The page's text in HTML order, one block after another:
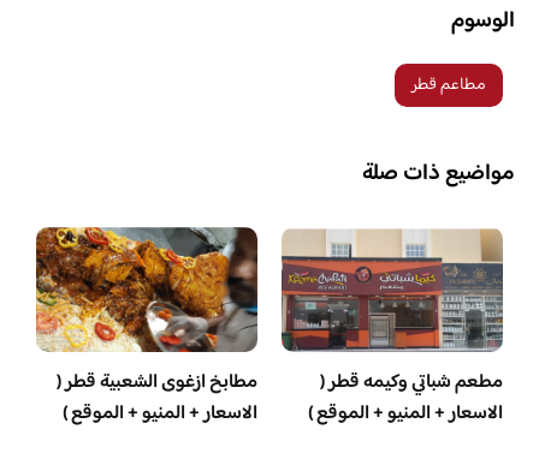
الوسوم
مطاعم قطر
مواضيع ذات صلة
مطعم شباتي وكيمه قطر (
الاسعار + المنيو + الموقع )
مطابخ ازغوى الشعبية قطر (
الاسعار + المنيو + الموقع )